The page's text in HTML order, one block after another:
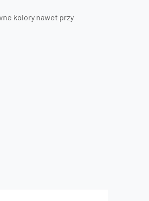
kolory nawet przy